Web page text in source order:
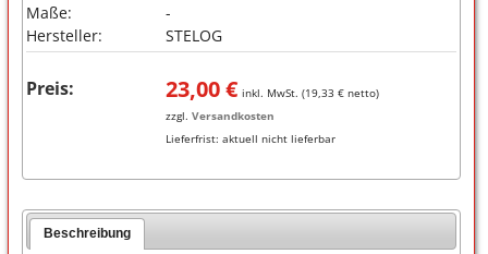
Maße:
-
Hersteller:
STELOG
Preis: 23,00€ inkl. MwSt. (19,33 € netto)
zzgl. Versandkosten
Lieferfrist: aktuell nicht lieferbar
Beschreibung